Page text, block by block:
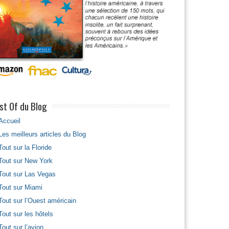
Of du Blog
meilleurs articles du Blog
sur la Floride
sur New York
sur Las Vegas
sur Miami
sur l’Ouest américain
sur les hôtels
sur l’avion